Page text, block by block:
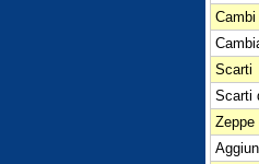
Cambi
Scarti
Scarti
Zeppe